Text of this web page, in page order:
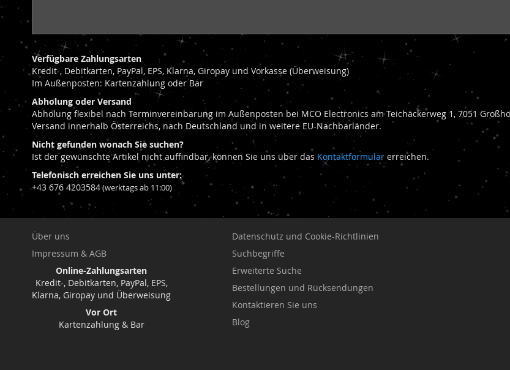
Verfügbare Zahlungsarten
Kredit-, Debitkarten, PayPal, EPS, Klarna, Giropay und Vorkasse (Überweisung)
Im Außenposten: Kartenzahlung oder Bar
Abholung oder Versand
Abholung flexibel nach Terminvereinbarung im Außenposten bei MCO Electronics am Teichäckerweg 1, 7051
Versand innerhalb Österreichs, nach Deutschland und in weitere EU-Nachbarländer.
Nicht gefunden wonach Sie suchen?
Ist der gewünschte Artikel nicht auffindbar, können Sie uns über das Kontaktformular erreichen.
Telefonisch erreichen Sie uns unter:
+43 676 4203584(werktags ab 11:00)
Über uns
Impressum & AGB
Online-Zahlungsarten
Kredit-, Debitkarten, PayPal, EPS,
Klarna, Giropay und Überweisung
Vor Ort
Kartenzahlung & Bar
Datenschutz und Cookie-Richtlinien
Suchbegriffe
Erweiterte Suche
Bestellungen und Rücksendungen
Kontaktieren Sie uns
Blog